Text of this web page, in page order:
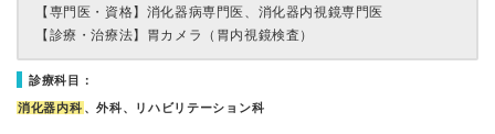
【専門医・資格】 消化器病専門医、消化器内視鏡専門医
【診療・治療法】 胃カメラ（胃内視鏡検査）
診療科目：
消化器内科 、外科、リハビリテーション科